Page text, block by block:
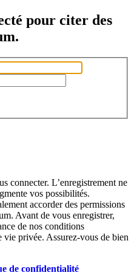
pour citer des
connecter. L’enregistrement ne
vos possibilités.
accorder des permissions
Avant de vous enregistrer,
de nos conditions
privée. Assurez-vous de bien
de confidentialité